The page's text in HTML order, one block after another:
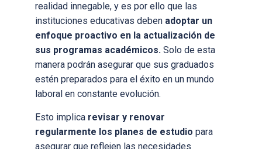
realidad innegable, y es por ello que las
instituciones educativas deben adoptar un
enfoque proactivo en la actualización de
sus programas académicos. Solo de esta
manera podrán asegurar que sus graduados
estén preparados para el éxito en un mundo
laboral en constante evolución.
Esto implica revisar y renovar
regularmente los planes de estudio para
asegurar que reflejen las necesidades